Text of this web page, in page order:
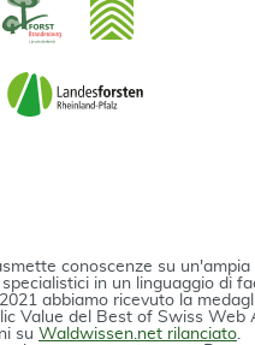
conoscenze su un'ampia
in un linguaggio di
abbiamo ricevuto la
Value del Best of Swiss Web
su Waldwissen.net rilanciato